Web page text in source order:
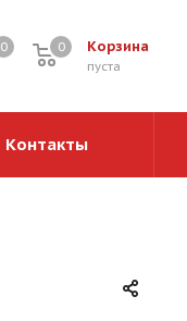
0 Корзина
0
пуста
0
Контакты